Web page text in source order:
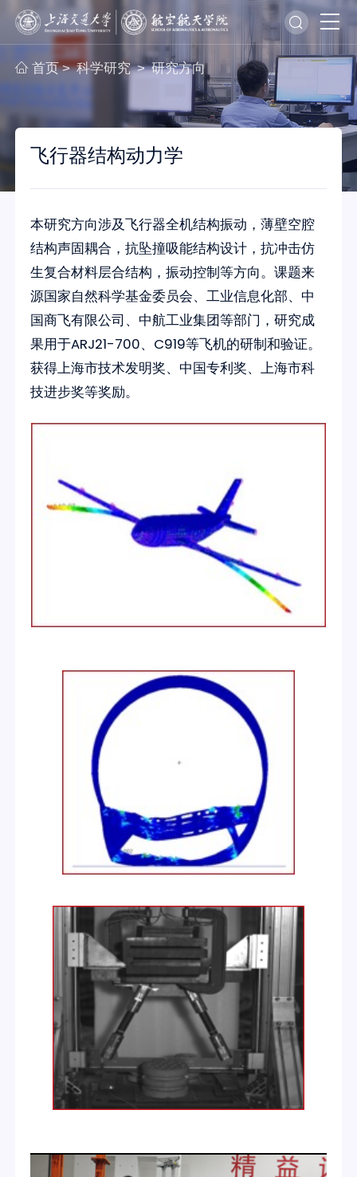
首页 > 科学研究 > 研究方向
飞行器结构动力学
本研究方向涉及飞行器全机结构振动，薄壁空腔
结构声固耦合，抗坠撞吸能结构设计，抗冲击仿
生复合材料层合结构，振动控制等方向。课题来
源国家自然科学基金委员会、工业信息化部、中
国商飞有限公司、中航工业集团等部门，研究成
果用于ARJ21-700、C919等飞机的研制和验证。
获得上海市技术发明奖、中国专利奖、上海市科
技进步奖等奖励。